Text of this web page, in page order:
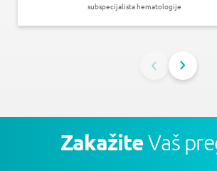
subspecijalista hematologije
ZakažiteVaš